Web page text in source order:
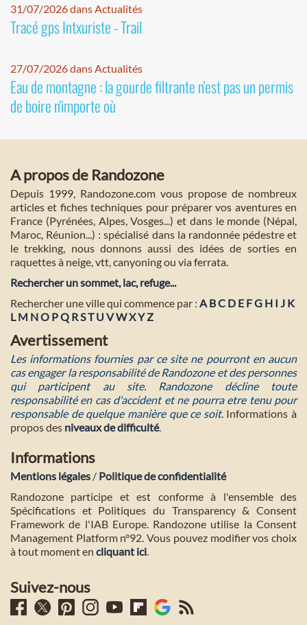
31/07/2026 dans Actualités
Tracé gps Intxuriste - Trail
27/07/2026 dans Actualités
Eau de montagne : la gourde filtrante n'est pas un permis
de boire n'importe où
A propos de Randozone
Depuis 1999, Randozone.com vous propose de nombreux
articles et fiches techniques pour préparer vos aventures en
France (Pyrénées, Alpes, Vosges...) et dans le monde (Népal,
Maroc, Réunion...) : spécialisé dans la randonnée pédestre et
le trekking, nous donnons aussi des idées de sorties en
raquettes à neige, vtt, canyoning ou via ferrata.
Rechercher un sommet, lac, refuge...
Rechercher une ville qui commence par : A BC D E FG H I J K
L M NO PQ RST U VWXYZ
Avertissement
Les informations fournies par ce site ne pourront en aucun
cas engager la responsabilité de Randozone et des personnes
qui participent au site. Randozone décline toute
responsabilité en cas d'accident et ne pourra etre tenu pour
responsable de quelque manière que ce soit. Informations à
propos des niveaux de difficulté.
Informations
Mentions légales / Politique de confidentialité
Randozone participe et est conforme à l'ensemble des
Spécifications et Politiques du Transparency & Consent
Framework de l'IAB Europe. Randozone utilise la Consent
Management Platform n°92. Vous pouvez modifier vos choix
à tout moment en cliquant ici.
Suivez-nous